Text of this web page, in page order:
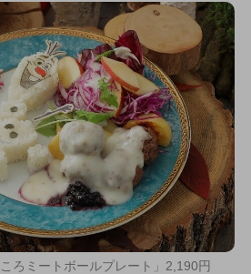
ころミートボールプレート」2,190円